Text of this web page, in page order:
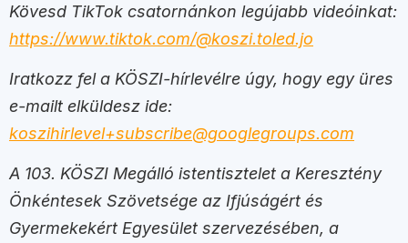
Kövesd TikTok csatornánkon legújabb videóinkat:
https://www.tiktok.com/@koszi.toled.jo
Iratkozz fel a KÖSZI-hírlevélre úgy, hogy egy üres
e-mailt elküldesz ide:
koszihirlevel+subscribe@googlegroups.com
A 103. KÖSZI Megálló istentisztelet a Keresztény
Önkéntesek Szövetsége az Ifjúságért és
Gyermekekért Egyesület szervezésében, a